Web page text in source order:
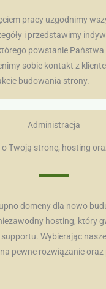
pracy uzgodnimy
i przedstawimy
powstanie Państwa
sobie kontakt z
budowania strony.
Administracja
Twoją stronę, hosting
domeny dla nowo
hosting, który
Wybierając
pewne rozwiązanie